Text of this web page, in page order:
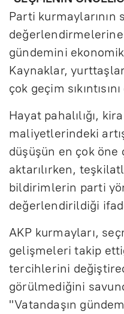
Parti kurmaylarının
gündemini
Kaynaklar,
çok geçim
Hayat pahalılığı,
maliyetlerindeki
düşüşün en çok öne
aktarılırken,
bildirimlerin parti
değerlendirildiği
AKP kurmayları,
gelişmeleri takip
tercihlerini
görülmediğini
"Vatandaşın